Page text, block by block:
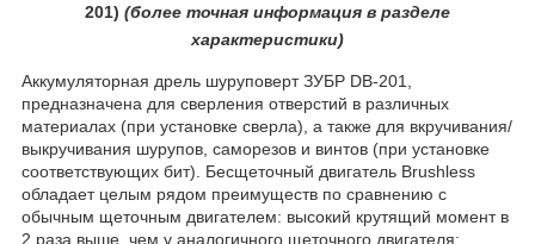
201) (более точная информация в разделе
характеристики)
Аккумуляторная дрель шуруповерт ЗУБР DB-201,
предназначена для сверления отверстий в различных
материалах (при установке сверла), а также для вкручивания/
выкручивания шурупов, саморезов и винтов (при установке
соответствующих бит). Бесщеточный двигатель Brushless
обладает целым рядом преимуществ по сравнению с
обычным щеточным двигателем: высокий крутящий момент в
2 раза выше, чем у аналогичного щеточного двигателя;